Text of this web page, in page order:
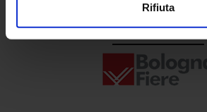
Rifiuta